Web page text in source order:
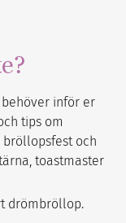
inför er
tips om
bröllopsfest och
toastmaster
drömbröllop.